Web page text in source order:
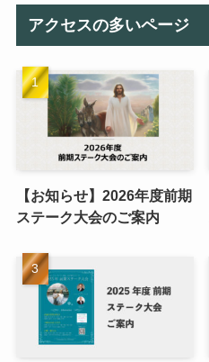
アクセスの多いページ
【お知らせ】2026年度前期
ステーク大会のご案内